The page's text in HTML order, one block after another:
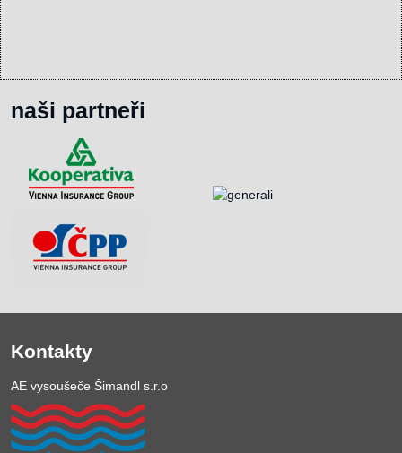
naši partneři
Kontakty
AE vysoušeče Šimandl s.r.o